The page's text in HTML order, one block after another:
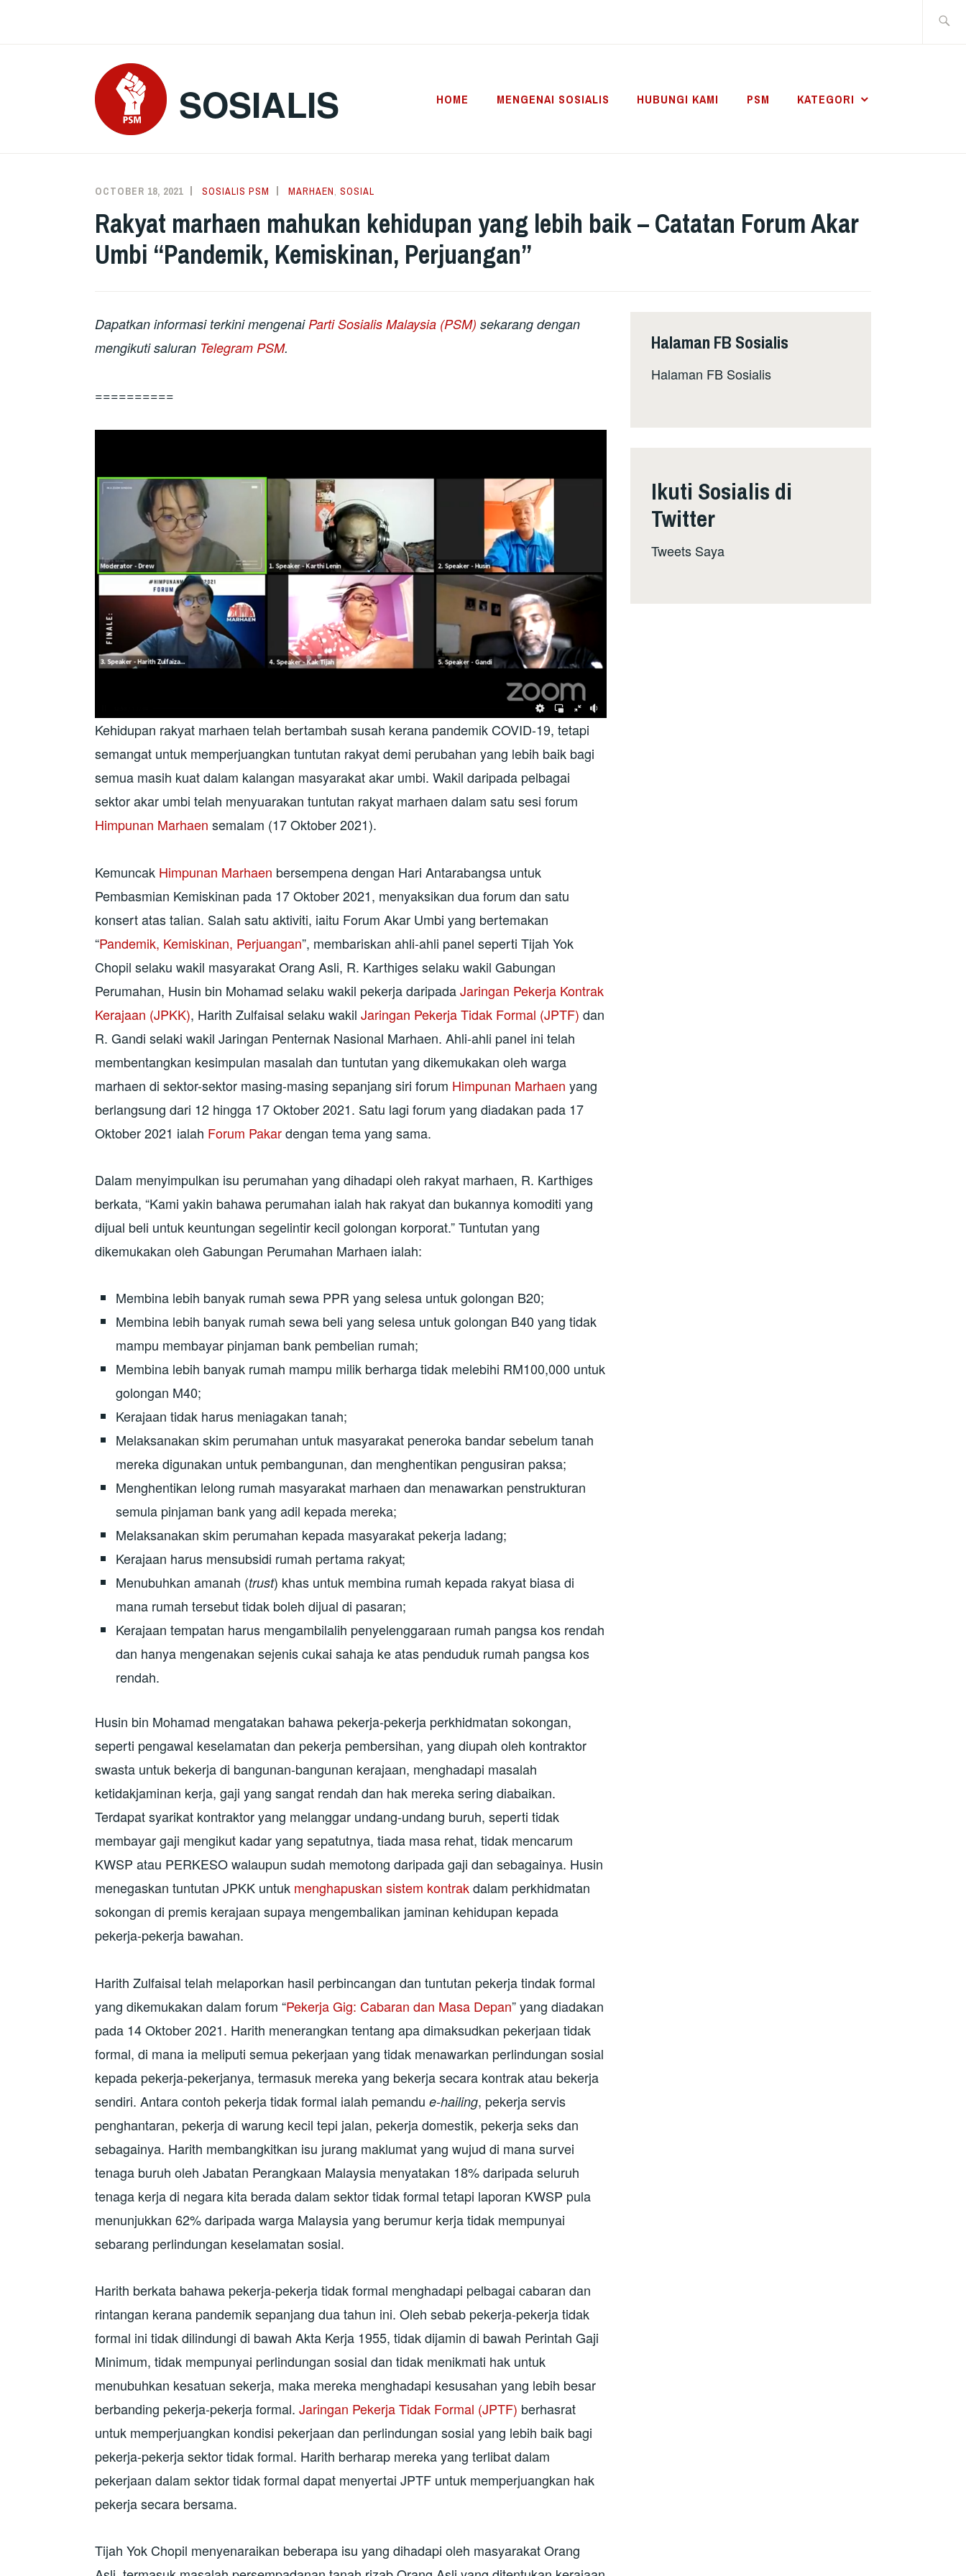
SOSIALIS HOME MENGENAI SOSIALIS HUBUNGI KAMI PSM KATEGORI
OCTOBER 18, 2021 SOSIALIS PSM MARHAEN SOSIAL
Rakyat marhaen mahukan kehidupan yang lebih baik – Catatan Forum Akar
Umbi “Pandemik, Kemiskinan, Perjuangan”
Dapatkan informasi terkini mengenaiParti Sosialis Malaysia (PSM) sekarang dengan
mengikuti saluran Telegram PSM.
==========
Kehidupan rakyat marhaen telah bertambah susah kerana pandemik COVID-19, tetapi
semangat untuk memperjuangkan tuntutan rakyat demi perubahan yang lebih baik bagi
semua masih kuat dalam kalangan masyarakat akar umbi. Wakil daripada pelbagai
sektor akar umbi telah menyuarakan tuntutan rakyat marhaen dalam satu sesi forum
Himpunan Marhaen semalam (17 Oktober 2021).
Kemuncak Himpunan Marhaen bersempena dengan Hari Antarabangsa untuk
Pembasmian Kemiskinan pada 17 Oktober 2021, menyaksikan dua forum dan satu
konsert atas talian. Salah satu aktiviti, iaitu Forum Akar Umbi yang bertemakan
“Pandemik, Kemiskinan, Perjuangan”, membariskan ahli-ahli panel seperti Tijah Yok
Chopil selaku wakil masyarakat Orang Asli, R. Karthiges selaku wakil Gabungan
Perumahan, Husin bin Mohamad selaku wakil pekerja daripadaJaringan Pekerja Kontrak
Kerajaan (JPKK), Harith Zulfaisal selaku wakil Jaringan Pekerja Tidak Formal (JPTF) dan
R. Gandi selaki wakil Jaringan Penternak Nasional Marhaen. Ahli-ahli panel ini telah
membentangkan kesimpulan masalah dan tuntutan yang dikemukakan oleh warga
marhaen di sektor-sektor masing-masing sepanjang siri forum Himpunan Marhaen yang
berlangsung dari 12 hingga 17 Oktober 2021. Satu lagi forum yang diadakan pada 17
Oktober 2021 ialah Forum Pakardengan tema yang sama.
Dalam menyimpulkan isu perumahan yang dihadapi oleh rakyat marhaen, R. Karthiges
berkata, “Kami yakin bahawa perumahan ialah hak rakyat dan bukannya komoditi yang
dijual beli untuk keuntungan segelintir kecil golongan korporat.” Tuntutan yang
dikemukakan oleh Gabungan Perumahan Marhaen ialah:
Membina lebih banyak rumah sewa PPR yang selesa untuk golongan B20;
Membina lebih banyak rumah sewa beli yang selesa untuk golongan B40 yang tidak
mampu membayar pinjaman bank pembelian rumah;
Membina lebih banyak rumah mampu milik berharga tidak melebihi RM100,000 untuk
golongan M40;
Kerajaan tidak harus meniagakan tanah;
Melaksanakan skim perumahan untuk masyarakat peneroka bandar sebelum tanah
mereka digunakan untuk pembangunan, dan menghentikan pengusiran paksa;
Menghentikan lelong rumah masyarakat marhaen dan menawarkan penstrukturan
semula pinjaman bank yang adil kepada mereka;
Melaksanakan skim perumahan kepada masyarakat pekerja ladang;
Kerajaan harus mensubsidi rumah pertama rakyat;
Menubuhkan amanah (trust) khas untuk membina rumah kepada rakyat biasa di
mana rumah tersebut tidak boleh dijual di pasaran;
Kerajaan tempatan harus mengambilalih penyelenggaraan rumah pangsa kos rendah
dan hanya mengenakan sejenis cukai sahaja ke atas penduduk rumah pangsa kos
rendah.
Husin bin Mohamad mengatakan bahawa pekerja-pekerja perkhidmatan sokongan,
seperti pengawal keselamatan dan pekerja pembersihan, yang diupah oleh kontraktor
swasta untuk bekerja di bangunan-bangunan kerajaan, menghadapi masalah
ketidakjaminan kerja, gaji yang sangat rendah dan hak mereka sering diabaikan.
Terdapat syarikat kontraktor yang melanggar undang-undang buruh, seperti tidak
membayar gaji mengikut kadar yang sepatutnya, tiada masa rehat, tidak mencarum
KWSP atau PERKESO walaupun sudah memotong daripada gaji dan sebagainya. Husin
menegaskan tuntutan JPKK untuk menghapuskan sistem kontrakdalam perkhidmatan
sokongan di premis kerajaan supaya mengembalikan jaminan kehidupan kepada
pekerja-pekerja bawahan.
Harith Zulfaisal telah melaporkan hasil perbincangan dan tuntutan pekerja tindak formal
yang dikemukakan dalam forum “Pekerja Gig: Cabaran dan Masa Depan” yang diadakan
pada 14 Oktober 2021. Harith menerangkan tentang apa dimaksudkan pekerjaan tidak
formal, di mana ia meliputi semua pekerjaan yang tidak menawarkan perlindungan sosial
kepada pekerja-pekerjanya, termasuk mereka yang bekerja secara kontrak atau bekerja
sendiri. Antara contoh pekerja tidak formal ialah pemandu e-hailing, pekerja servis
penghantaran, pekerja di warung kecil tepi jalan, pekerja domestik, pekerja seks dan
sebagainya. Harith membangkitkan isu jurang maklumat yang wujud di mana survei
tenaga buruh oleh Jabatan Perangkaan Malaysia menyatakan 18% daripada seluruh
tenaga kerja di negara kita berada dalam sektor tidak formal tetapi laporan KWSP pula
menunjukkan 62% daripada warga Malaysia yang berumur kerja tidak mempunyai
sebarang perlindungan keselamatan sosial.
Harith berkata bahawa pekerja-pekerja tidak formal menghadapi pelbagai cabaran dan
rintangan kerana pandemik sepanjang dua tahun ini. Oleh sebab pekerja-pekerja tidak
formal ini tidak dilindungi di bawah Akta Kerja 1955, tidak dijamin di bawah Perintah Gaji
Minimum, tidak mempunyai perlindungan sosial dan tidak menikmati hak untuk
menubuhkan kesatuan sekerja, maka mereka menghadapi kesusahan yang lebih besar
berbanding pekerja-pekerja formal. Jaringan Pekerja Tidak Formal (JPTF) berhasrat
untuk memperjuangkan kondisi pekerjaan dan perlindungan sosial yang lebih baik bagi
pekerja-pekerja sektor tidak formal. Harith berharap mereka yang terlibat dalam
pekerjaan dalam sektor tidak formal dapat menyertai JPTF untuk memperjuangkan hak
pekerja secara bersama.
Tijah Yok Chopil menyenaraikan beberapa isu yang dihadapi oleh masyarakat Orang
Halaman FB Sosialis
Halaman FB Sosialis
Ikuti Sosialis di
Twitter
Tweets Saya